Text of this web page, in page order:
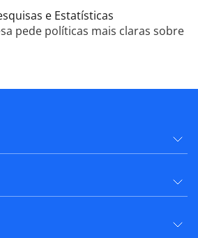
e Estatísticas
pede políticas mais claras sobre